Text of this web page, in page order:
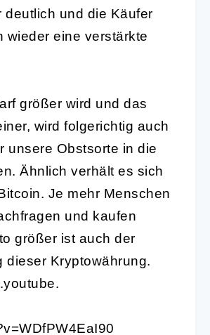
deutlich und die Käufer
wieder eine verstärkte
größer wird und das
wird folgerichtig auch
unsere Obstsorte in die
Ähnlich verhält es sich
Je mehr Menschen
und kaufen
größer ist auch der
dieser Kryptowährung.